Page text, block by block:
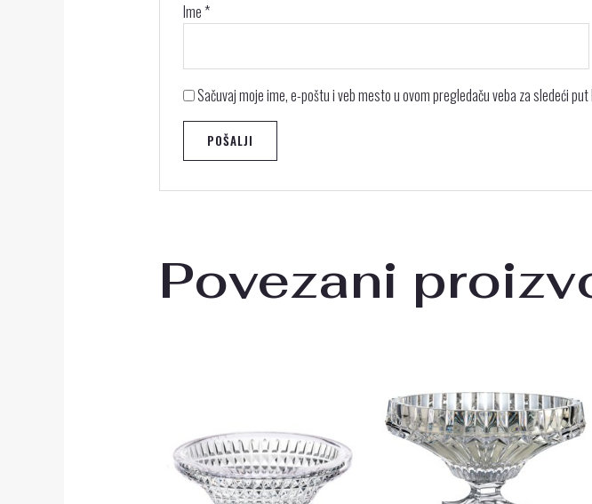
Ime *
Sačuvaj moje ime, e-poštu i veb mesto u ovom pregledaču veba za sledeći
Povezani